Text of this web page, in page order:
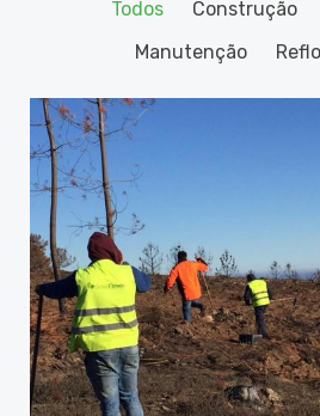
Todos Construção
Manutenção